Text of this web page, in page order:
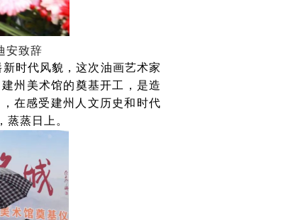
安致辞
时代风貌，这次油画艺术家
州美术馆的奠基开工，是造
在感受建州人文历史和时代
蒸日上。